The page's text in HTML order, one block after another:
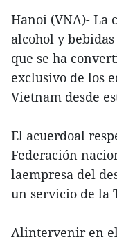
Hanoi (VNA)- La
alcohol y bebidas
que se ha
exclusivo de los
Vietnam desde
El acuerdoal
Federación
laempresa del
un servicio de la
Alintervenir en